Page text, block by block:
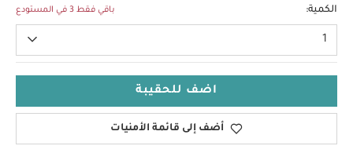
الكمية: باقي فقط 3 في المستودع
1
اضف للحقيبة
أضف إلى قائمة الأمنيات